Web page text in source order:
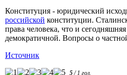
Конституция - юридический
российской конституции.
права человека, что и
демократичной. Вопросы о
Источник
5/1 гол.